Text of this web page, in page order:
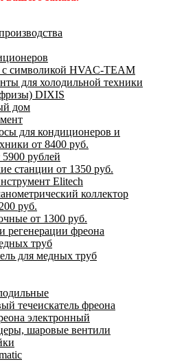
с символикой HVAC-TEAM
для холодильной техники
DIXIS
дом
для кондиционеров и
от 8400 руб.
рублей
станции от 1350 руб.
Elitech
коллектор
руб.
от 1300 руб.
регенерации фреона
труб
для медных труб
течеискатель фреона
электронный
шаровые вентили